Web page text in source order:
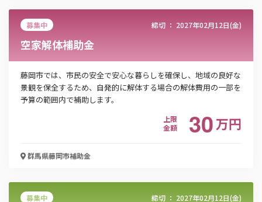
募集中 締切 ： 2027年02月12日(金)
空家解体補助金
藤岡市では、市民の安全で安心な暮らしを確保し、地域の良好な
景観を保全するため、自発的に解体する場合の解体費用の一部を
予算の範囲内で補助します。
上限
金額
30万円
群馬県藤岡市補助金
募集中 締切 ： 2027年02月12日(金)